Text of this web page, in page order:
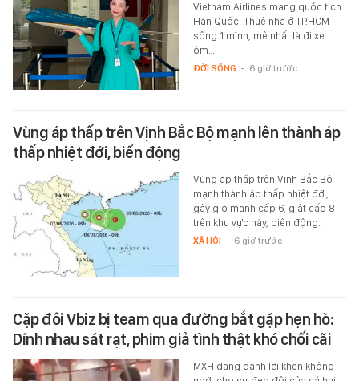
Vietnam Airlines mang quốc tịch
Hàn Quốc: Thuê nhà ở TP.HCM
sống 1 mình, mê nhất là đi xe
ôm…
ĐỜI SỐNG - 6 giờ trước
Vùng áp thấp trên Vịnh Bắc Bộ mạnh lên thành áp
thấp nhiệt đới, biển động
Vùng áp thấp trên Vịnh Bắc Bộ
mạnh thành áp thấp nhiệt đới,
gây gió mạnh cấp 6, giật cấp 8
trên khu vực này, biển động.
XÃ HỘI - 6 giờ trước
Cặp đôi Vbiz bị team qua đường bắt gặp hẹn hò:
Dính nhau sát rạt, phim giả tình thật khó chối cãi
MXH đang dành lời khen không